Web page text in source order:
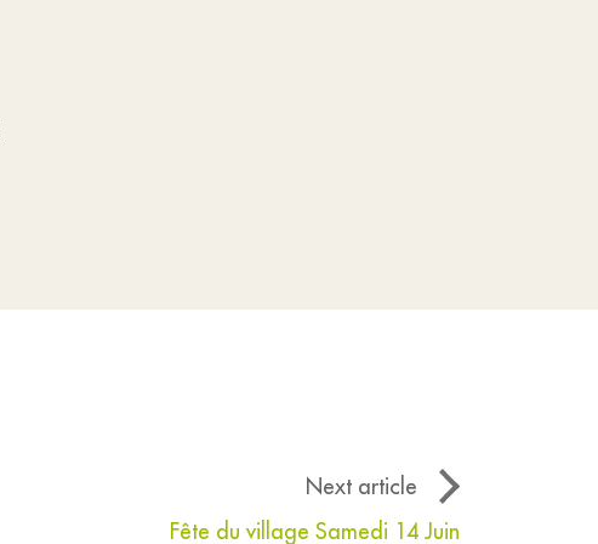
Next article
Fête du village Samedi 14 Juin